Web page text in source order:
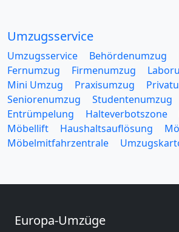
Umzugsservice
Umzugsservice Behördenumzug
Fernumzug
Firmenumzug
Mini Umzug
Praxisumzug
Seniorenumzug
Studentenumzug
Entrümpelung
Halteverbotszone
Möbellift
Haushaltsauflösung
Möbelmitfahrzentrale
Europa-Umzüge